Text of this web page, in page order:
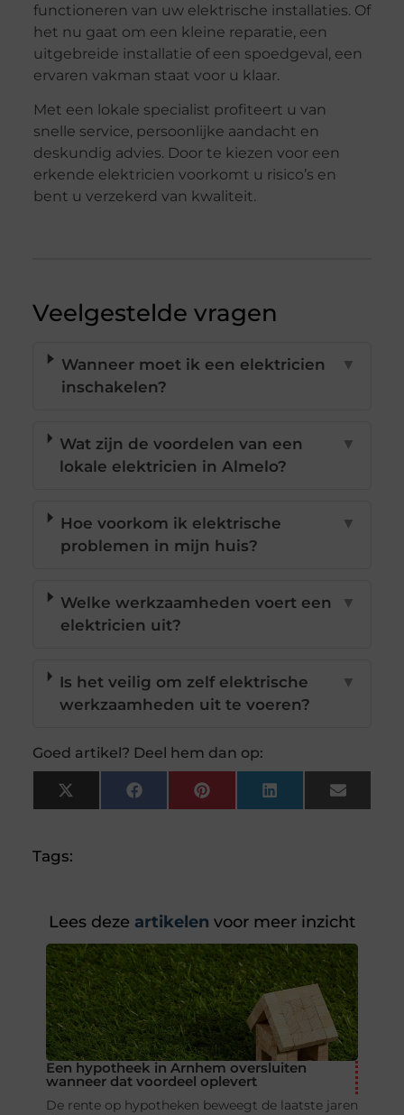
functioneren van uw elektrische installaties. Of
het nu gaat om een kleine reparatie, een
uitgebreide installatie of een spoedgeval, een
ervaren vakman staat voor u klaar.
Met een lokale specialist profiteert u van
snelle service, persoonlijke aandacht en
deskundig advies. Door te kiezen voor een
erkende elektricien voorkomt u risico’s en
bent u verzekerd van kwaliteit.
Veelgestelde vragen
Wanneer moet ik een elektricien
inschakelen?
▼
Wat zijn de voordelen van een
lokale elektricien in Almelo?
▼
Hoe voorkom ik elektrische
problemen in mijn huis?
▼
Welke werkzaamheden voert een
elektricien uit?
▼
Is het veilig om zelf elektrische
werkzaamheden uit te voeren?
▼
Goed artikel? Deel hem dan op:
X
(Twitter)
FacebookPinterestLinkedInEmail
Tags:
Lees deze artikelen voor meer inzicht
Een hypotheek in Arnhem oversluiten
wanneer dat voordeel oplevert
De rente op hypotheken beweegt de laatste jaren